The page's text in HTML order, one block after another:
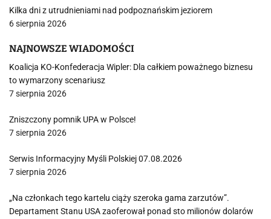
Kilka dni z utrudnieniami nad podpoznańskim jeziorem
6 sierpnia 2026
NAJNOWSZE WIADOMOŚCI
Koalicja KO-Konfederacja Wipler: Dla całkiem poważnego biznesu
to wymarzony scenariusz
7 sierpnia 2026
Zniszczony pomnik UPA w Polsce!
7 sierpnia 2026
Serwis Informacyjny Myśli Polskiej 07.08.2026
7 sierpnia 2026
„Na członkach tego kartelu ciąży szeroka gama zarzutów”.
Departament Stanu USA zaoferował ponad sto milionów dolarów